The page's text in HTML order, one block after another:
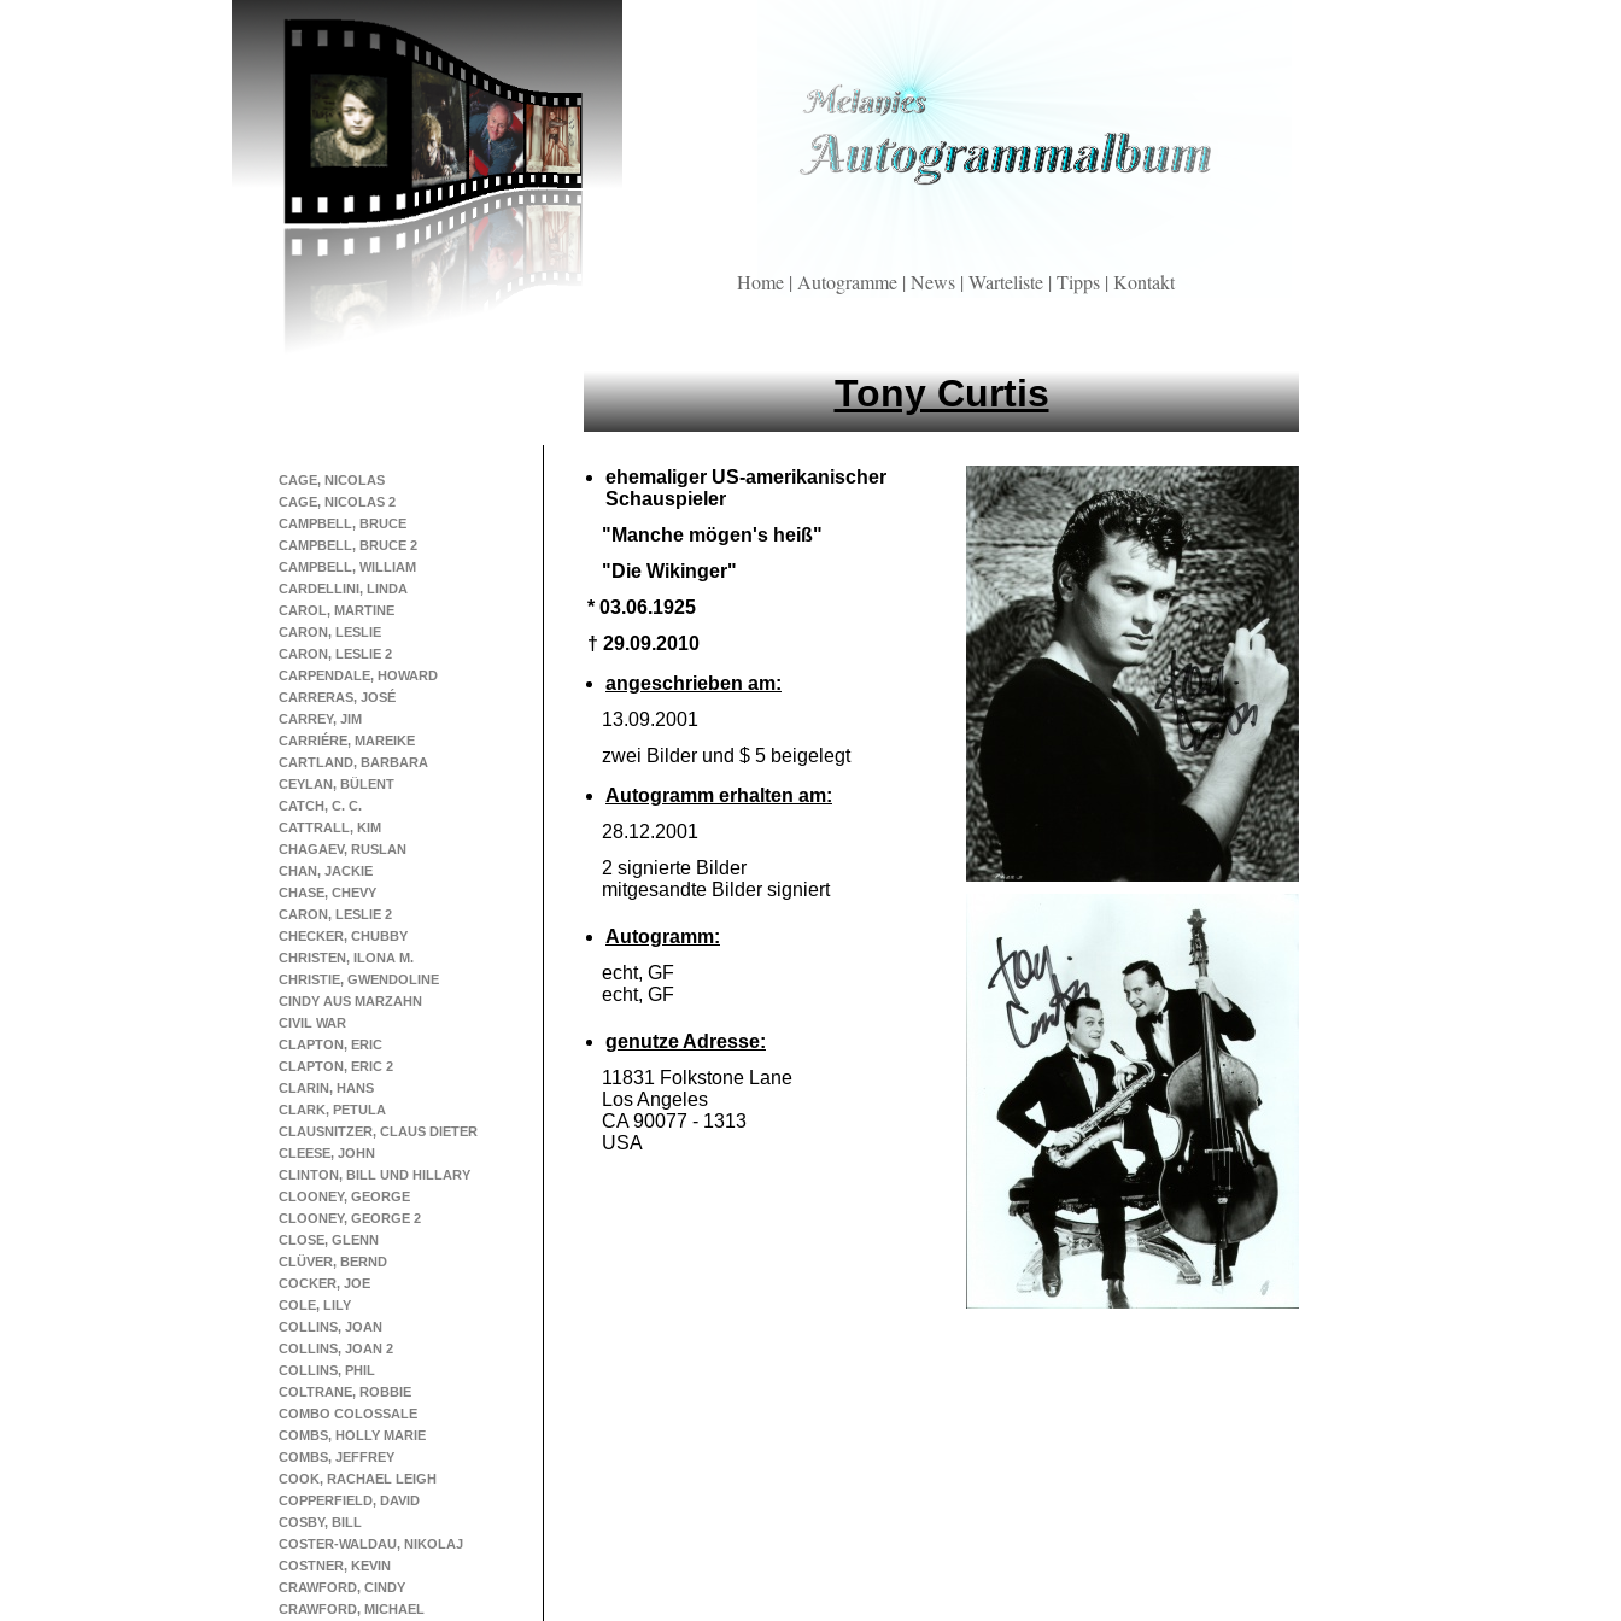
CAGE, NICOLAS
CAGE, NICOLAS 2
CAMPBELL, BRUCE
CAMPBELL, BRUCE 2
CAMPBELL, WILLIAM
CARDELLINI, LINDA
CAROL, MARTINE
CARON, LESLIE
CARON, LESLIE 2
CARPENDALE, HOWARD
CARRERAS, JOSÉ
CARREY, JIM
CARRIÉRE, MAREIKE
CARTLAND, BARBARA
CEYLAN, BÜLENT
CATCH, C. C.
CATTRALL, KIM
CHAGAEV, RUSLAN
CHAN, JACKIE
CHASE, CHEVY
CARON, LESLIE 2
CHECKER, CHUBBY
CHRISTEN, ILONA M.
CHRISTIE, GWENDOLINE
CINDY AUS MARZAHN
CIVIL WAR
CLAPTON, ERIC
CLAPTON, ERIC 2
CLARIN, HANS
CLARK, PETULA
CLAUSNITZER, CLAUS DIETER
CLEESE, JOHN
CLINTON, BILL UND HILLARY
CLOONEY, GEORGE
CLOONEY, GEORGE 2
CLOSE, GLENN
CLÜVER, BERND
COCKER, JOE
COLE, LILY
COLLINS, JOAN
COLLINS, JOAN 2
COLLINS, PHIL
COLTRANE, ROBBIE
COMBO COLOSSALE
COMBS, HOLLY MARIE
COMBS, JEFFREY
COOK, RACHAEL LEIGH
COPPERFIELD, DAVID
COSBY, BILL
COSTER-WALDAU, NIKOLAJ
COSTNER, KEVIN
CRAWFORD, CINDY
CRAWFORD, MICHAEL
Tony Curtis
ehemaliger US-amerikanischer
Schauspieler
"Manche mögen's heiß"
"Die Wikinger"
* 03.06.1925
† 29.09.2010
angeschrieben am:
13.09.2001
zwei Bilder und $ 5 beigelegt
Autogramm erhalten am:
28.12.2001
2 signierte Bilder
mitgesandte Bilder signiert
Autogramm:
echt, GF
echt, GF
genutze Adresse:
11831 Folkstone Lane
Los Angeles
CA 90077 - 1313
USA
Home | Autogramme | News | Warteliste | Tipps | Kontakt